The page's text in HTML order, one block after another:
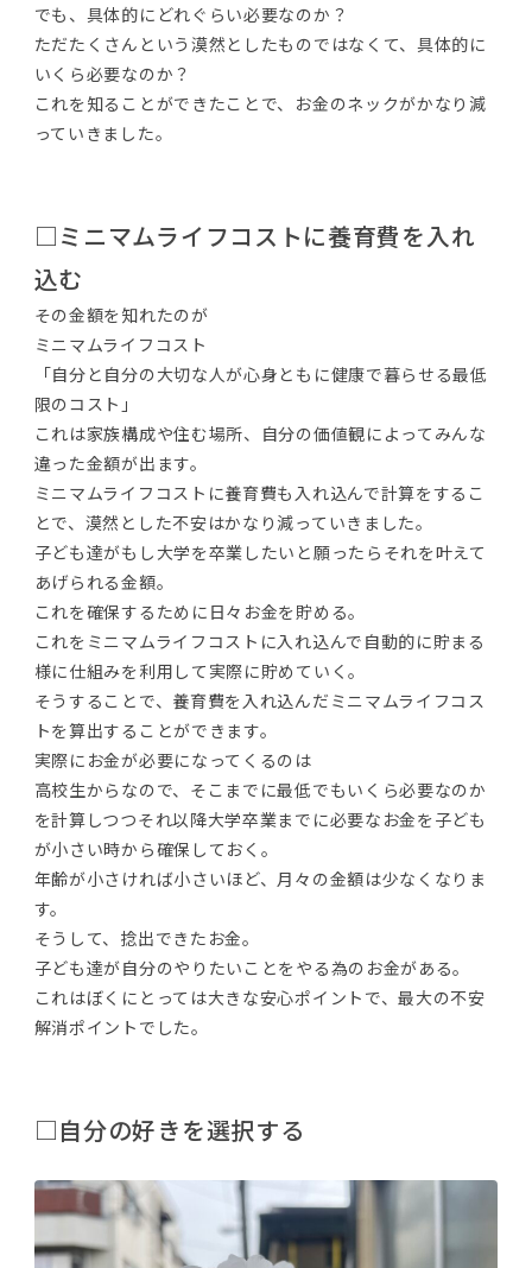
でも、具体的にどれぐらい必要なのか？
ただたくさんという漠然としたものではなくて、具体的に
いくら必要なのか？
これを知ることができたことで、お金のネックがかなり減
っていきました。
□ミニマムライフコストに養育費を入れ
込む
その金額を知れたのが
ミニマムライフコスト
「自分と自分の大切な人が心身ともに健康で暮らせる最低
限のコスト」
これは家族構成や住む場所、自分の価値観によってみんな
違った金額が出ます。
ミニマムライフコストに養育費も入れ込んで計算をするこ
とで、漠然とした不安はかなり減っていきました。
子ども達がもし大学を卒業したいと願ったらそれを叶えて
あげられる金額。
これを確保するために日々お金を貯める。
これをミニマムライフコストに入れ込んで自動的に貯まる
様に仕組みを利用して実際に貯めていく。
そうすることで、養育費を入れ込んだミニマムライフコス
トを算出することができます。
実際にお金が必要になってくるのは
高校生からなので、そこまでに最低でもいくら必要なのか
を計算しつつそれ以降大学卒業までに必要なお金を子ども
が小さい時から確保しておく。
年齢が小さければ小さいほど、月々の金額は少なくなりま
す。
そうして、捻出できたお金。
子ども達が自分のやりたいことをやる為のお金がある。
これはぼくにとっては大きな安心ポイントで、最大の不安
解消ポイントでした。
□自分の好きを選択する